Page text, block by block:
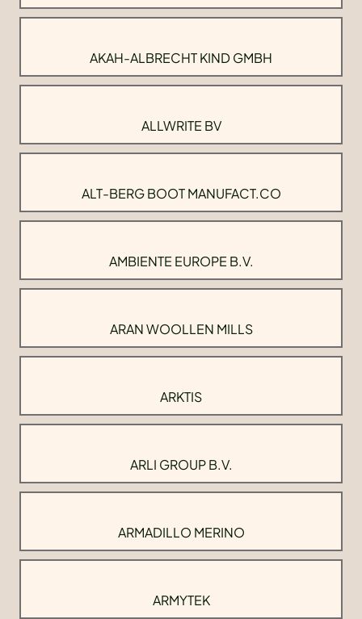
AKAH-ALBRECHT KIND GMBH
ALLWRITE BV
ALT-BERG BOOT MANUFACT.CO
AMBIENTE EUROPE B.V.
ARAN WOOLLEN MILLS
ARKTIS
ARLI GROUP B.V.
ARMADILLO MERINO
ARMYTEK